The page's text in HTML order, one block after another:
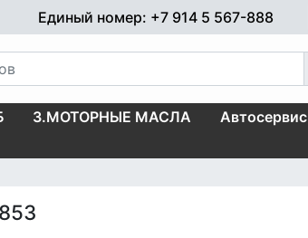
Единый номер: +7 914 5 567-888
3.МОТОРНЫЕ МАСЛА Автосервис